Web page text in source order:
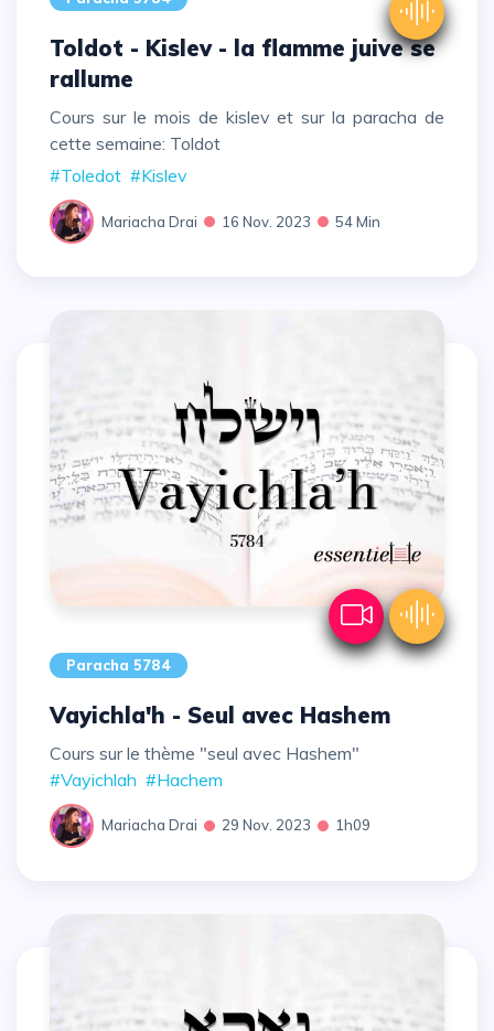
Toldot - Kislev - la flamme juive se
rallume
Cours sur le mois de kislev et sur la paracha de
cette semaine: Toldot
#Toledot #Kislev
Mariacha Drai 16 Nov. 2023 54 Min
Paracha 5784
Vayichla'h - Seul avec Hashem
Cours sur le thème "seul avec Hashem"
#Vayichlah #Hachem
Mariacha Drai 29 Nov. 2023 1h09